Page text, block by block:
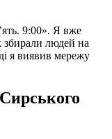
9:00». Я вже
збирали людей на
я виявив мережу